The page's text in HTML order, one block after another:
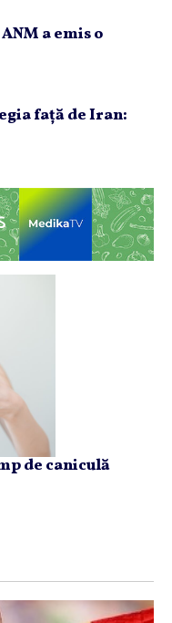
a emis o
faţă de Iran:
de caniculă